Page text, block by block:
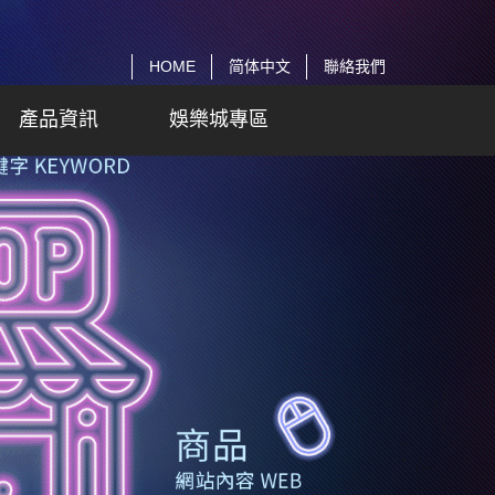
聯絡我們
简体中文
HOME
產品資訊 娛樂城專區